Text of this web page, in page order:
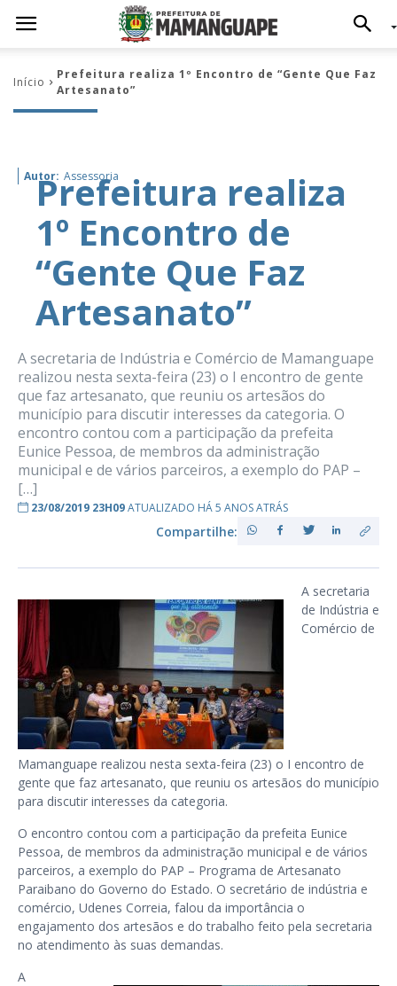
Início
Prefeitura realiza 1º Encontro de “Gente Que Faz
Artesanato”
Autor: Assessoria
Prefeitura realiza
1º Encontro de
“Gente Que Faz
Artesanato”
A secretaria de Indústria e Comércio de Mamanguape
realizou nesta sexta-feira (23) o I encontro de gente
que faz artesanato, que reuniu os artesãos do
município para discutir interesses da categoria. O
encontro contou com a participação da prefeita
Eunice Pessoa, de membros da administração
municipal e de vários parceiros, a exemplo do PAP –
[…]
23/08/2019 23H09ATUALIZADO HÁ 5 ANOS ATRÁS
Compartilhe:
A secretaria
de Indústria e
Comércio de
Mamanguape realizou nesta sexta-feira (23) o I encontro de
gente que faz artesanato, que reuniu os artesãos do município
para discutir interesses da categoria.
O encontro contou com a participação da prefeita Eunice
Pessoa, de membros da administração municipal e de vários
parceiros, a exemplo do PAP – Programa de Artesanato
Paraibano do Governo do Estado. O secretário de indústria e
comércio, Udenes Correia, falou da importância o
engajamento dos artesãos e do trabalho feito pela secretaria
no atendimento às suas demandas.
A